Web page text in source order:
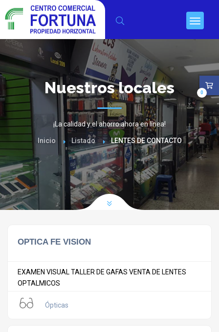
Nuestros locales
¡La calidad y el ahorro ahora en línea!
Inicio Listado LENTES DE CONTACTO
OPTICA FE VISION
EXAMEN VISUAL TALLER DE GAFAS VENTA DE LENTES
OPTALMICOS
Ópticas
0